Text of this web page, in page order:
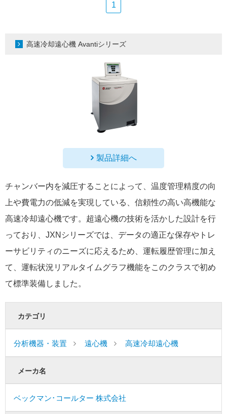
1
高速冷却遠心機 Avantiシリーズ
製品詳細へ
チャンバー内を減圧することによって、温度管理精度の向
上や費電力の低減を実現している、信頼性の高い高機能な
高速冷却遠心機です。超遠心機の技術を活かした設計を行
っており、JXNシリーズでは、データの適正な保存やトレ
ーサビリティのニーズに応えるため、運転履歴管理に加え
て、運転状況リアルタイムグラフ機能をこのクラスで初め
て標準装備しました。
カテゴリ
分析機器・装置 遠心機 高速冷却遠心機
メーカ名
ベックマン･コールター 株式会社